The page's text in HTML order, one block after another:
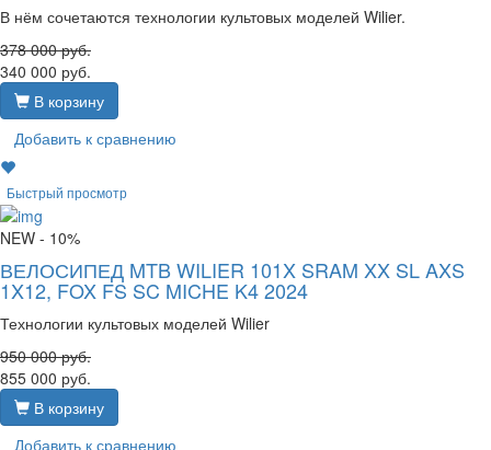
В нём сочетаются технологии культовых моделей Wilier.
378 000руб.
340 000 руб.
В корзину
Добавить к сравнению
Быстрый просмотр
NEW - 10%
ВЕЛОСИПЕД MTB WILIER 101X SRAM XX SL AXS
1X12, FOX FS SC MICHE K4 2024
Технологии культовых моделей Wilier
950 000руб.
855 000 руб.
В корзину
Добавить к сравнению